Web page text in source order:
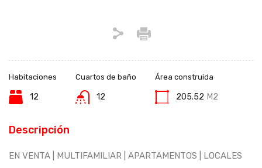
Habitaciones
12
Cuartos de baño
12
Área construida
205.52 M2
Descripción
EN VENTA | MULTIFAMILIAR | APARTAMENTOS | LOCALES